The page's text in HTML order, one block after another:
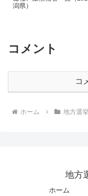
潟県）
コメント
コ
ホーム 地方選挙
地方
ホーム